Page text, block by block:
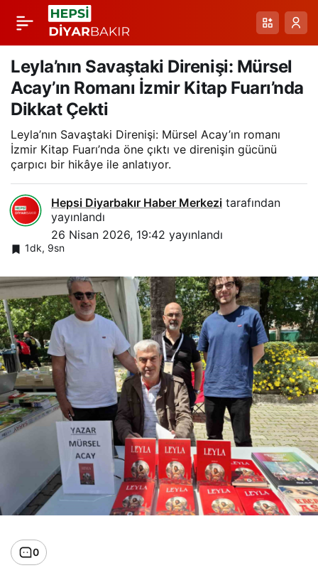
Leyla’nın Savaştaki Direnişi: Mürsel
Acay’ın Romanı İzmir Kitap Fuarı’nda
Dikkat Çekti
Leyla’nın Savaştaki Direnişi: Mürsel Acay’ın romanı
İzmir Kitap Fuarı’nda öne çıktı ve direnişin gücünü
çarpıcı bir hikâye ile anlatıyor.
Hepsi Diyarbakır Haber Merkezi tarafından
yayınlandı
26 Nisan 2026, 19:42 yayınlandı
1dk, 9sn
0
Gaz Kaçakları ve LPG
Aracı Yangını:
Diyarbakır’ın Çınar
İlçesindeki Olay
Paylaş